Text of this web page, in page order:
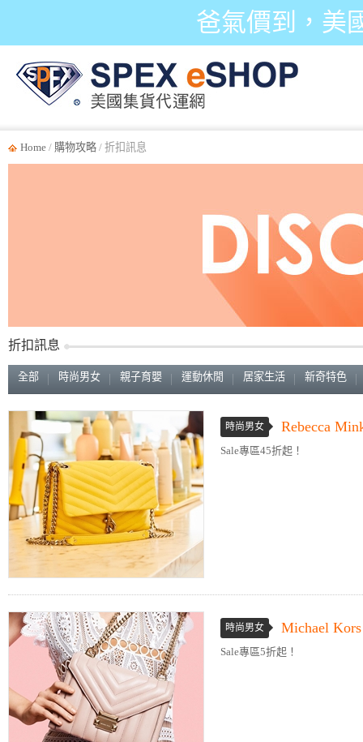
爸氣價到，美
Home / 購物攻略 / 折扣訊息
折扣訊息
全部 時尚男女 親子育嬰 運動休閒 居家生活 新奇特色
時尚男女 Rebecca
Sale專區45折起！
時尚男女 Michael Kors
Sale專區5折起！